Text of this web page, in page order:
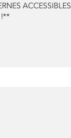
ACCESSIBLES
!**